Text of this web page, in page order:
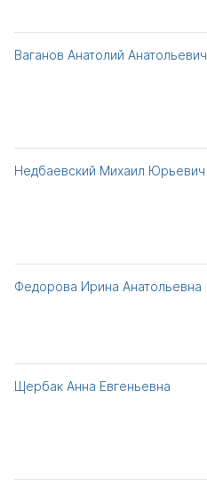
Ваганов Анатолий Анатольевич
Недбаевский Михаил Юрьевич
Федорова Ирина Анатольевна
Щербак Анна Евгеньевна